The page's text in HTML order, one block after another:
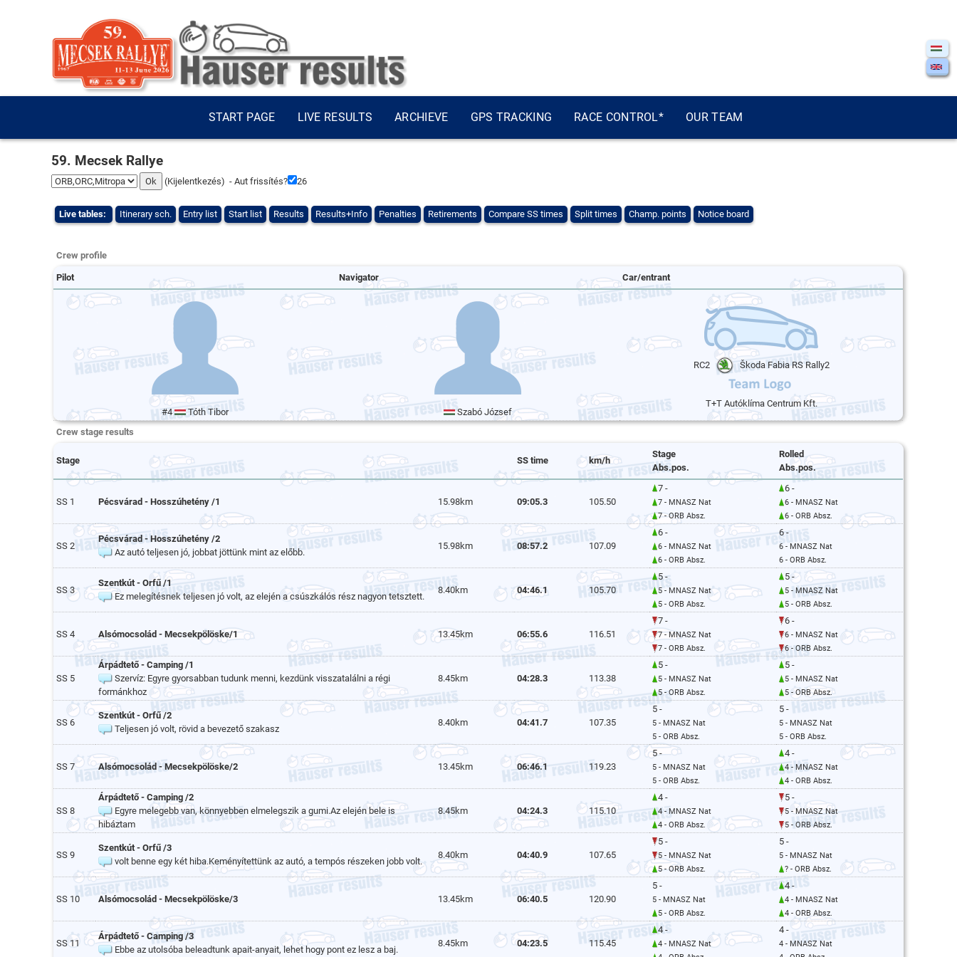
START PAGE LIVE RESULTS ARCHIEVE GPS TRACKING RACE CONTROL* OUR TEAM
59. Mecsek Rallye
(Kijelentkezés) - Aut frissítés? 25
Live tables: Itinerary sch. Entry list Start list Results Results+Info Penalties Retirements Compare SS times Split times Champ. points Notice board
Crew profile
Pilot Navigator Car/entrant
#4 Tóth Tibor Szabó József
RC2 Škoda Fabia RS Rally2
T+T Autóklíma Centrum Kft.
Crew stage results
Stage SS time km/h
Stage
Abs.pos.
Rolled
Abs.pos.
SS 1 Pécsvárad - Hosszúhetény /1 15.98km 09:05.3 105.50
7 -
7 - MNASZ Nat
7 - ORB Absz.
6 -
6 - MNASZ Nat
6 - ORB Absz.
SS 2
Pécsvárad - Hosszúhetény /2
Az autó teljesen jó, jobbat jöttünk mint az előbb.
15.98km 08:57.2 107.09
6 -
6 - MNASZ Nat
6 - ORB Absz.
6 -
6 - MNASZ Nat
6 - ORB Absz.
SS 3
Szentkút - Orfű /1
Ez melegítésnek teljesen jó volt, az elején a csúszkálós rész nagyon tetsztett.
8.40km 04:46.1 105.70
5 -
5 - MNASZ Nat
5 - ORB Absz.
5 -
5 - MNASZ Nat
5 - ORB Absz.
SS 4 Alsómocsolád - Mecsekpölöske/1 13.45km 06:55.6 116.51
7 -
7 - MNASZ Nat
7 - ORB Absz.
6 -
6 - MNASZ Nat
6 - ORB Absz.
SS 5
Árpádtető - Camping /1
Szervíz: Egyre gyorsabban tudunk menni, kezdünk visszatalálni a régi
formánkhoz
8.45km 04:28.3 113.38
5 -
5 - MNASZ Nat
5 - ORB Absz.
5 -
5 - MNASZ Nat
5 - ORB Absz.
SS 6
Szentkút - Orfű /2
Teljesen jó volt, rövid a bevezető szakasz
8.40km 04:41.7 107.35
5 -
5 - MNASZ Nat
5 - ORB Absz.
5 -
5 - MNASZ Nat
5 - ORB Absz.
SS 7 Alsómocsolád - Mecsekpölöske/2 13.45km 06:46.1 119.23
5 -
5 - MNASZ Nat
5 - ORB Absz.
4 -
4 - MNASZ Nat
4 - ORB Absz.
SS 8
Árpádtető - Camping /2
Egyre melegebb van, könnyebben elmelegszik a gumi.Az elején bele is
hibáztam
8.45km 04:24.3 115.10
4 -
4 - MNASZ Nat
4 - ORB Absz.
5 -
5 - MNASZ Nat
5 - ORB Absz.
SS 9
Szentkút - Orfű /3
volt benne egy két hiba.Keményítettünk az autó, a tempós részeken jobb volt.
8.40km 04:40.9 107.65
5 -
5 - MNASZ Nat
5 - ORB Absz.
5 -
5 - MNASZ Nat
? - ORB Absz.
SS 10 Alsómocsolád - Mecsekpölöske/3 13.45km 06:40.5 120.90
5 -
5 - MNASZ Nat
5 - ORB Absz.
4 -
4 - MNASZ Nat
4 - ORB Absz.
SS 11
Árpádtető - Camping /3
Ebbe az utolsóba beleadtunk apait-anyait, lehet hogy pont ez lesz a baj.
8.45km 04:23.5 115.45
4 -
4 - MNASZ Nat
4 -
4 - MNASZ Nat